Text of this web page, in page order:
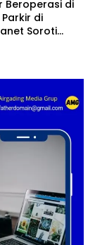
Beroperasi di
di
Soroti